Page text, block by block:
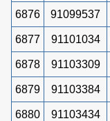
6876 91099537
6877 91101034
6878 91103309
6879 91103384
6880 91103434